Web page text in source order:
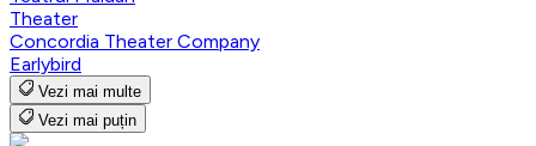
Theater
Concordia Theater Company
Earlybird
Vezi mai multe
Vezi mai puțin